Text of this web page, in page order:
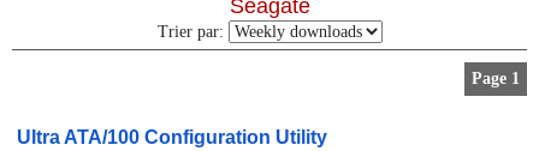
Seagate
Trier par:
Page 1
Ultra ATA/100 Configuration Utility